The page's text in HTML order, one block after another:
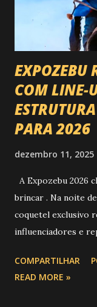
EXPOZEBU
COM LINE-
PARA 2026
dezembro 11, 2025
A Expozebu 2026
brincar . Na noite
coquetel exclusivo
influenciadores e
festa : a chegada
do Circuito Rancho
COMPARTILHAR
READ MORE »